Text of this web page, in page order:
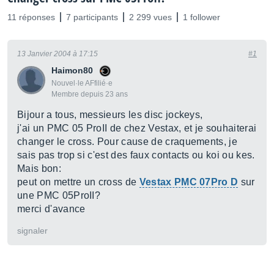
11 réponses 7 participants 2 299 vues 1 follower
Haimon80
Nouvel·le AFfilié·e
Membre depuis 23 ans
13 Janvier 2004 à 17:15 #1
Bijour a tous, messieurs les disc jockeys,
j'ai un PMC 05 ProII de chez Vestax, et je souhaiterai
changer le cross. Pour cause de craquements, je
sais pas trop si c'est des faux contacts ou koi ou kes.
Mais bon:
peut on mettre un cross de Vestax PMC 07Pro D sur
une PMC 05ProII?
merci d'avance
signaler